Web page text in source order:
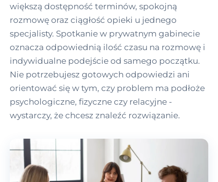
większą dostępność terminów, spokojną
rozmowę oraz ciągłość opieki u jednego
specjalisty. Spotkanie w prywatnym gabinecie
oznacza odpowiednią ilość czasu na rozmowę i
indywidualne podejście od samego początku.
Nie potrzebujesz gotowych odpowiedzi ani
orientować się w tym, czy problem ma podłoże
psychologiczne, fizyczne czy relacyjne -
wystarczy, że chcesz znaleźć rozwiązanie.